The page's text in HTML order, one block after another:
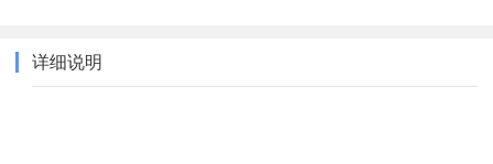
详细说明